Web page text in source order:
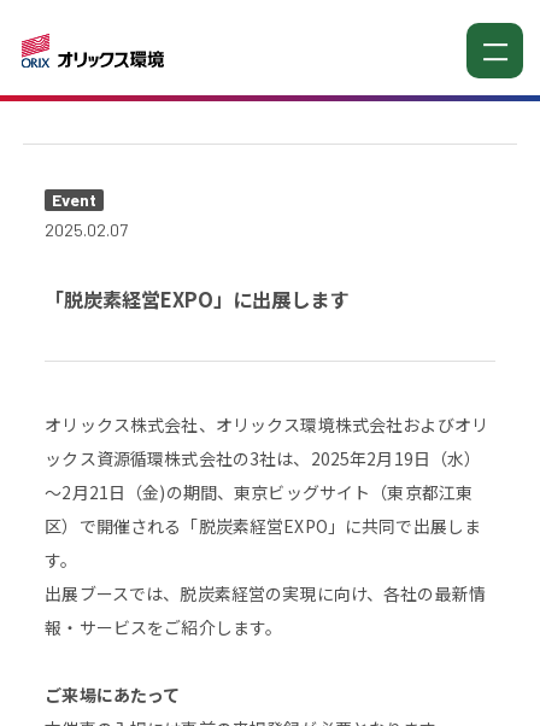
お知らせ
Event
2025.02.07
「脱炭素経営EXPO」に出展します
オリックス株式会社、オリックス環境株式会社およびオリ
ックス資源循環株式会社の3社は、2025年2月19日（水）
～2月21日（金)の期間、東京ビッグサイト（東京都江東
区）で開催される「脱炭素経営EXPO」に共同で出展しま
す。
出展ブースでは、脱炭素経営の実現に向け、各社の最新情
報・サービスをご紹介します。
ご来場にあたって